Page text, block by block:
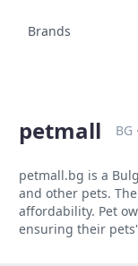
Brands
petmall BG ·
petmall.bg is a
and other pets.
affordability. Pet
ensuring their